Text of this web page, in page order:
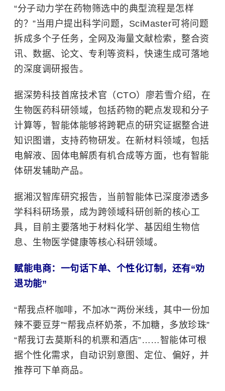
“分子动力学在药物筛选中的典型流程是怎样
的？”当用户提出科学问题，SciMaster可将问题
拆成多个子任务，全网及海量文献检索，整合资
讯、数据、论文、专利等资料，快速生成可落地
的深度调研报告。
据深势科技首席技术官（CTO）廖若雪介绍，在
生物医药科研领域，包括药物的靶点发现和分子
计算等，智能体能够将跨靶点的研究证据整合进
知识图谱，支持药物研发。在新材料领域，包括
电解液、固体电解质有机合成等方面，也有智能
体研发辅助产品。
据湘汉智库研究报告，当前智能体已深度渗透多
学科科研场景，成为跨领域科研创新的核心工
具，目前主要落地于材料化学、基因组生物信
息、生物医学健康等核心科研领域。
赋能电商：一句话下单、个性化订制，还有“劝
退功能”
“帮我点杯咖啡，不加冰”“两份米线，其中一份加
辣不要豆芽”“帮我点杯奶茶，不加糖，多放珍珠”
“帮我订去莫斯科的机票和酒店”…… 智能体可根
据个性化需求，自动识别意图、定位、偏好，并
推荐可下单商品。